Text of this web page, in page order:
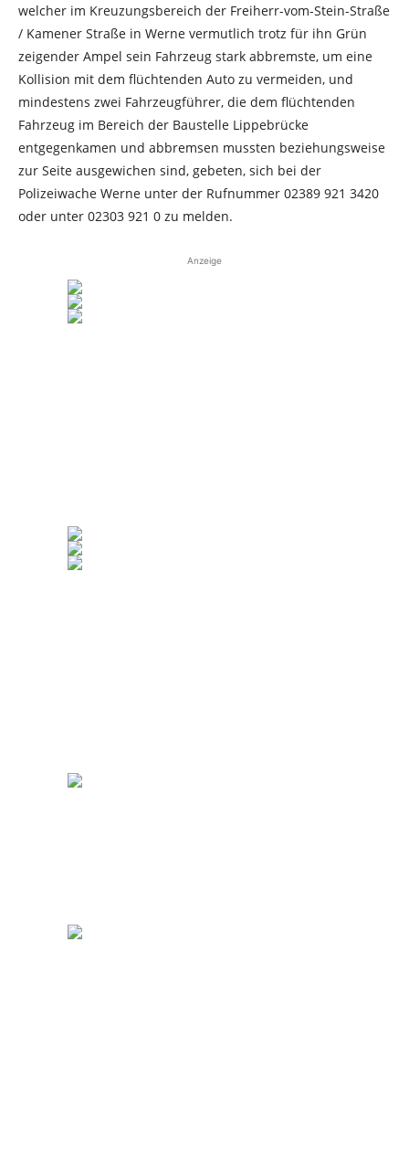
welcher im Kreuzungsbereich der Freiherr-vom-Stein-Straße
/ Kamener Straße in Werne vermutlich trotz für ihn Grün
zeigender Ampel sein Fahrzeug stark abbremste, um eine
Kollision mit dem flüchtenden Auto zu vermeiden, und
mindestens zwei Fahrzeugführer, die dem flüchtenden
Fahrzeug im Bereich der Baustelle Lippebrücke
entgegenkamen und abbremsen mussten beziehungsweise
zur Seite ausgewichen sind, gebeten, sich bei der
Polizeiwache Werne unter der Rufnummer 02389 921 3420
oder unter 02303 921 0 zu melden.
Anzeige